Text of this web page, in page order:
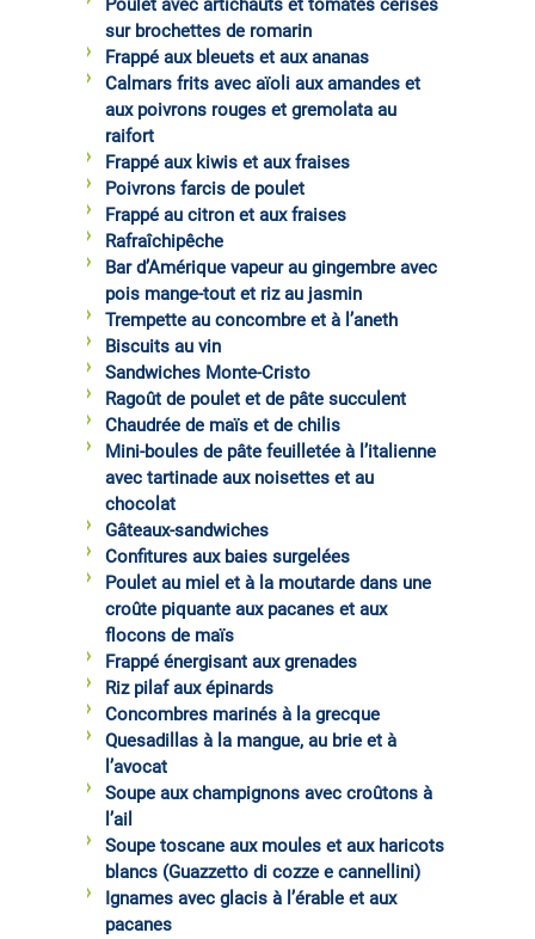
Poulet avec artichauts et tomates cerises
sur brochettes de romarin
Frappé aux bleuets et aux ananas
Calmars frits avec aïoli aux amandes et
aux poivrons rouges et gremolata au
raifort
Frappé aux kiwis et aux fraises
Poivrons farcis de poulet
Frappé au citron et aux fraises
Rafraîchipêche
Bar d’Amérique vapeur au gingembre avec
pois mange-tout et riz au jasmin
Trempette au concombre et à l’aneth
Biscuits au vin
Sandwiches Monte-Cristo
Ragoût de poulet et de pâte succulent
Chaudrée de maïs et de chilis
Mini-boules de pâte feuilletée à l’italienne
avec tartinade aux noisettes et au
chocolat
Gâteaux-sandwiches
Confitures aux baies surgelées
Poulet au miel et à la moutarde dans une
croûte piquante aux pacanes et aux
flocons de maïs
Frappé énergisant aux grenades
Riz pilaf aux épinards
Concombres marinés à la grecque
Quesadillas à la mangue, au brie et à
l’avocat
Soupe aux champignons avec croûtons à
l’ail
Soupe toscane aux moules et aux haricots
blancs (Guazzetto di cozze e cannellini)
Ignames avec glacis à l’érable et aux
pacanes